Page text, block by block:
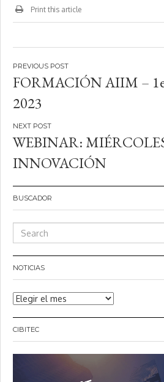
Print this article
Navegación
de
entradas
FORMACIÓN AIIM –
2023
WEBINAR:
INNOVACIÓN
BUSCADOR
NOTICIAS
Noticias
CIBITEC